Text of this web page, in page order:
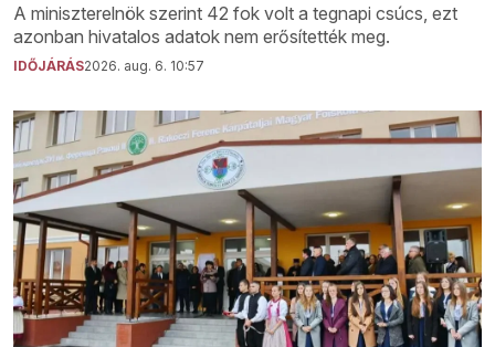
A miniszterelnök szerint 42 fok volt a tegnapi csúcs, ezt
azonban hivatalos adatok nem erősítették meg.
IDŐJÁRÁS2026. aug. 6. 10:57